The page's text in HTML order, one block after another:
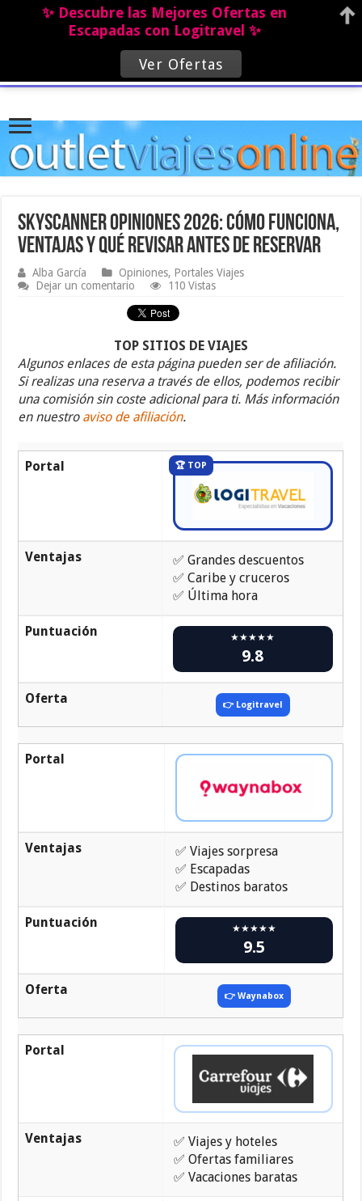
Skyscanner opiniones 2026: cómo funciona,
ventajas y qué revisar antes de reservar
Alba García Opiniones, Portales Viajes
Dejar un comentario
110 Vistas
TOP SITIOS DE VIAJES
Algunos enlaces de esta página pueden ser de afiliación.
Si realizas una reserva a través de ellos, podemos recibir
una comisión sin coste adicional para ti. Más información
en nuestro aviso de afiliación.
Portal 🏆 TOP
Ventajas
✅ Grandes descuentos
✅ Caribe y cruceros
✅ Última hora
Puntuación ★★★★★
9.8
Oferta 👉 Logitravel
Portal
Ventajas
✅ Viajes sorpresa
✅ Escapadas
✅ Destinos baratos
Puntuación ★★★★★
9.5
Oferta 👉 Waynabox
Portal
Ventajas
✅ Viajes y hoteles
✅ Ofertas familiares
✅ Vacaciones baratas
✨ Descubre las Mejores Ofertas en
Escapadas con Logitravel ✨
Ver Ofertas